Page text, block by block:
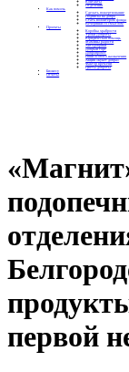
Контакты
Отделения
Как помочь
Сделать пожертвование
Подписка на добро
Стать волонтером фонда
Вечеринки со смыслом
Проекты
Коробка храбрости
Уроки Доброты
Юридическая помощь
Мамины радости
Автодобряки
Добрый торт
Добропробег
Няни особого назначения
Акция «Букет добра»
Фактор времени
Цветы доброты
Бизнесу
Отчеты
первой